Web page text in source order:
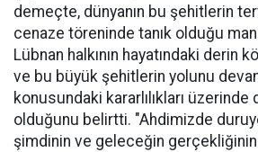
demeçte, dünyanın bu şehitlerin
cenaze töreninde tanık olduğu
Lübnan halkının hayatındaki derin
ve bu büyük şehitlerin yolunu
konusundaki kararlılıkları
olduğunu belirtti. "Ahdimizde
şimdinin ve geleceğin